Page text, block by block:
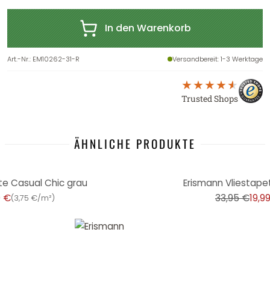
In den Warenkorb
Art.-Nr.: EM10262-31-R Versandbereit: 1-3 Werktage
Trusted Shops
ÄHNLICHE PRODUKTE
Casual Chic grau
€(3,75 €/m²)
Erismann
33,95 €